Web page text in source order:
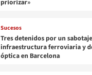
priorizar»
Sucesos
Tres detenidos por un
infraestructura ferroviaria y
óptica en Barcelona